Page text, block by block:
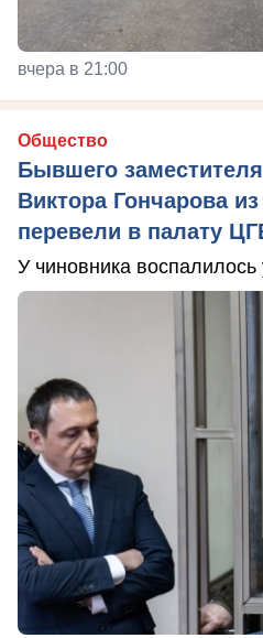
вчера в 21:00
Общество
Бывшего
Виктора Гончарова
перевели в палату
У чиновника воспалилось